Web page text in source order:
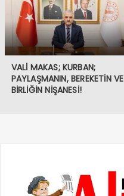
VALİ MAKAS; KURBAN;
PAYLAŞMANIN, BEREKETİN VE
BİRLİĞİN NİŞANESİ!